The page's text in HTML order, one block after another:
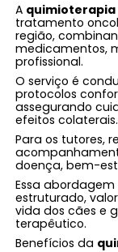
A
tratamento
região,
medicamentos,
profissional.
O serviço é
protocolos
assegurando
efeitos colaterais.
Para os tutores,
doença, bem-
Essa
estruturado,
vida dos cães e
terapêutico.
Benefícios da